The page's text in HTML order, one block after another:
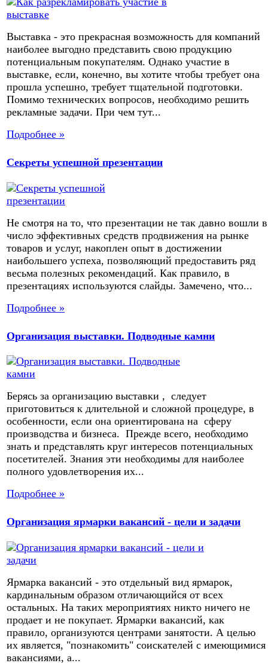
Выставка - это прекрасная возможность для компаний
наиболее выгодно представить свою продукцию
потенциальным покупателям. Однако участие в
выставке, если, конечно, вы хотите чтобы требует она
прошла успешно, требует тщательной подготовки.
Помимо технических вопросов, необходимо решить
рекламные задачи. При чем тут...
Подробнее »
Секреты успешной презентации
Не смотря на то, что презентации не так давно вошли в
число эффективных средств продвижения на рынке
товаров и услуг, накоплен опыт в достижении
наибольшего успеха, позволяющий предоставить ряд
весьма полезных рекомендаций. Как правило, в
презентациях используются слайды. Замечено, что...
Подробнее »
Организация выставки. Подводные камни
Берясь за организацию выставки , следует
приготовиться к длительной и сложной процедуре, в
особенности, если она ориентирована на сферу
производства и бизнеса. Прежде всего, необходимо
знать и представлять круг интересов потенциальных
посетителей. Знания эти необходимы для наиболее
полного удовлетворения их...
Подробнее »
Организация ярмарки вакансий - цели и задачи
Ярмарка вакансий - это отдельный вид ярмарок,
кардинальным образом отличающийся от всех
остальных. На таких мероприятиях никто ничего не
продает и не покупает. Ярмарки вакансий, как
правило, организуются центрами занятости. А целью
их является, "познакомить" соискателей с имеющимися
вакансиями, а...